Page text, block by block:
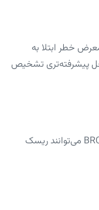
خطر ابتلا به
پیشرفته‌تری تشخیص
برخی جهش‌های ژنتیکی مانند BRCA1 و BRCA2 می‌توانند ریسک